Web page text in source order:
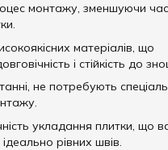
монтажу, зменшуючи
матеріалів, що
і стійкість до
не потребують
укладання плитки, що
рівних швів.